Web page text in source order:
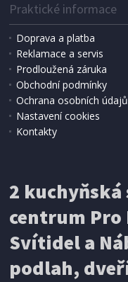
2 042 Kč
Karton)
Praktické informace
Doprava a platba
Reklamace a servis
Prodloužená záruka
Obchodní podmínky
Ochrana osobních údajů
Nastavení cookies
Kontakty
2
centrum Pro
Svítidel a
podlah,